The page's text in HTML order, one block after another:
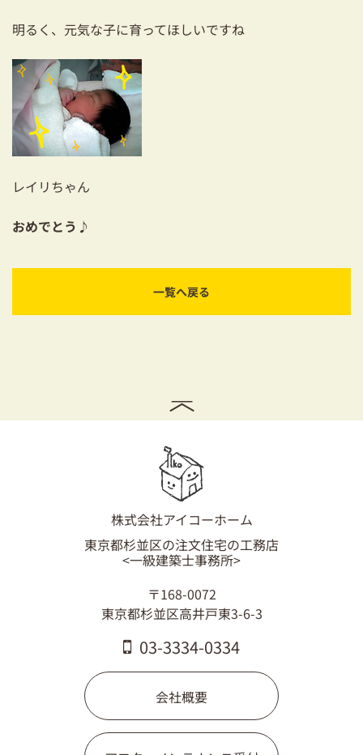
03-3334-0334
明るく、元気な子に育ってほしいですね
レイリちゃん
おめでとう♪
一覧へ戻る
株式会社アイコーホーム
東京都杉並区の注文住宅の工務店
<一級建築士事務所>
〒168-0072
東京都杉並区高井戸東3-6-3
03-3334-0334
会社概要